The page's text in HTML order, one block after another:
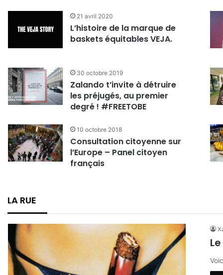
21 avril 2020
L’histoire de la marque de
baskets équitables VEJA.
30 octobre 2019
Zalando t’invite à détruire
les préjugés, au premier
degré ! #FREETOBE
10 octobre 2018
Consultation citoyenne sur
l’Europe – Panel citoyen
français
LA RUE